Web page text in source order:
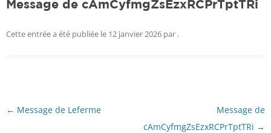
Message de cAmCyfmgZsEzxRCPrTptTRi
Cette entrée a été publiée le 12 janvier 2026 par .
Navigation
des
← Message de Leferme
Message de
cAmCyfmgZsEzxRCPrTptTRi →